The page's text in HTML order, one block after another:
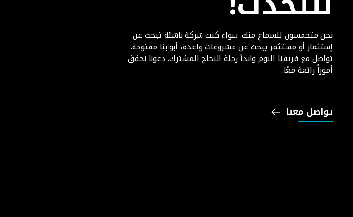
نحن متحمسون للسماع منك. سواء كنت شركة ناشئة تبحث عن
إستثمار أو مستثمر يبحث عن مشروعات واعدة، أبوابنا مفتوحة.
تواصل مع فريقنا اليوم وابدأ رحلة النجاح المشترك. دعونا نحقق
أموراً رائعة معًا.
تواصل معنا